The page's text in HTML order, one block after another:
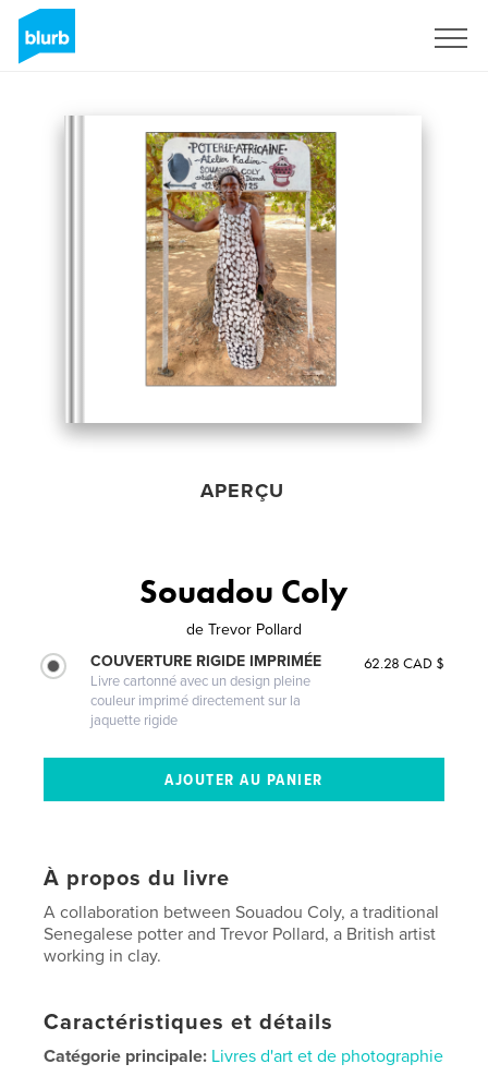
APERÇU
Souadou Coly
de Trevor Pollard
COUVERTURE RIGIDE IMPRIMÉE
Livre cartonné avec un design pleine
couleur imprimé directement sur la
jaquette rigide
62.28 CAD $
À propos du livre
A collaboration between Souadou Coly, a traditional
Senegalese potter and Trevor Pollard, a British artist
working in clay.
Caractéristiques et détails
Catégorie principale: Livres d'art et de photographie